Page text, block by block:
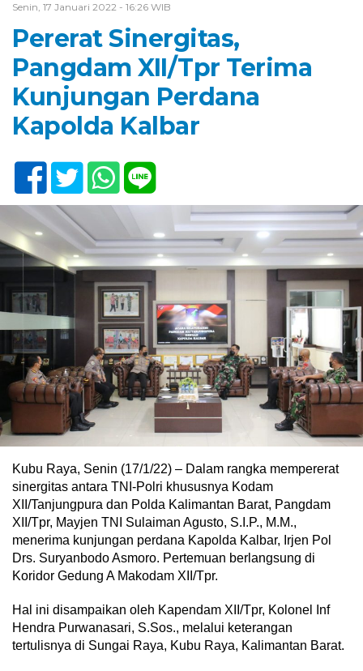
Senin, 17 Januari 2022 - 16:26 WIB
Pererat Sinergitas,
Pangdam XII/Tpr Terima
Kunjungan Perdana
Kapolda Kalbar
Kubu Raya, Senin (17/1/22) – Dalam rangka mempererat
sinergitas antara TNI-Polri khususnya Kodam
XII/Tanjungpura dan Polda Kalimantan Barat, Pangdam
XII/Tpr, Mayjen TNI Sulaiman Agusto, S.I.P., M.M.,
menerima kunjungan perdana Kapolda Kalbar, Irjen Pol
Drs. Suryanbodo Asmoro. Pertemuan berlangsung di
Koridor Gedung A Makodam XII/Tpr.
Hal ini disampaikan oleh Kapendam XII/Tpr, Kolonel Inf
Hendra Purwanasari, S.Sos., melalui keterangan
tertulisnya di Sungai Raya, Kubu Raya, Kalimantan Barat.